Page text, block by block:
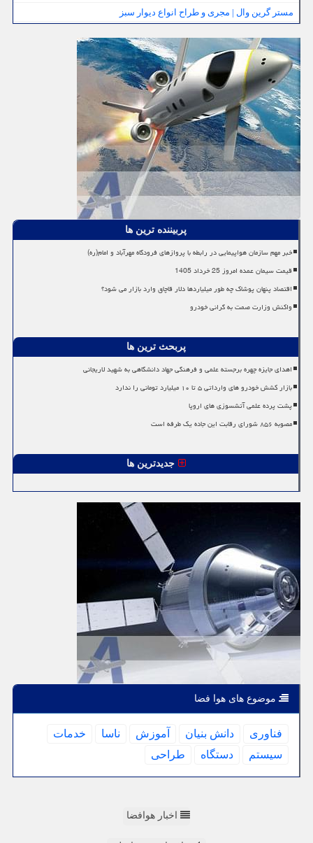
مستر گرین وال | مجری و طراح انواع دیوار سبز
پربیننده ترین ها
خبر مهم سازمان هواپیمایی در رابطه با پروازهای فرودگاه مهرآباد و امام(ره)
قیمت سیمان عمده امروز 25 خرداد 1405
اقتصاد پنهان پوشاک چه طور میلیاردها دلار قاچاق وارد بازار می شود؟
واکنش وزارت صمت به گرانی خودرو
پربحث ترین ها
اهدای جایزه چهره برجسته علمی و فرهنگی جهاد دانشگاهی به شهید لاریجانی
بازار کشش خودرو های وارداتی ۵ تا ۱۰ میلیارد تومانی را ندارد
پشت پرده علمی آتشسوزی های اروپا
مصوبه ۸۵۶ شورای رقابت این جاده یک طرفه است
جدیدترین ها
موضوع های هوا فضا
فناوری دانش بنیان آموزش ناسا
خدمات
سیستم
دستگاه طراحی
اخبار هوافضا